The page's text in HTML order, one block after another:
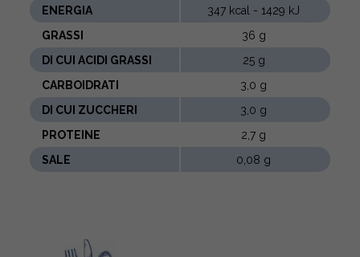
ENERGIA
347 kcal - 1429 kJ
GRASSI
36 g
DI CUI ACIDI GRASSI
25 g
CARBOIDRATI
3,0 g
DI CUI ZUCCHERI
3,0 g
PROTEINE
2,7 g
SALE
0,08 g